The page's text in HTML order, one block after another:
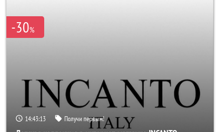
-30%
14:43:10 Получи первым!